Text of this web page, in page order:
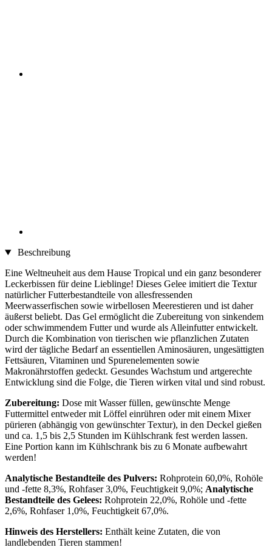
Beschreibung
Eine Weltneuheit aus dem Hause Tropical und ein ganz besonderer
Leckerbissen für deine Lieblinge! Dieses Gelee imitiert die Textur
natürlicher Futterbestandteile von allesfressenden
Meerwasserfischen sowie wirbellosen Meerestieren und ist daher
äußerst beliebt. Das Gel ermöglicht die Zubereitung von sinkendem
oder schwimmendem Futter und wurde als Alleinfutter entwickelt.
Durch die Kombination von tierischen wie pflanzlichen Zutaten
wird der tägliche Bedarf an essentiellen Aminosäuren, ungesättigten
Fettsäuren, Vitaminen und Spurenelementen sowie
Makronährstoffen gedeckt. Gesundes Wachstum und artgerechte
Entwicklung sind die Folge, die Tieren wirken vital und sind robust.
Zubereitung: Dose mit Wasser füllen, gewünschte Menge
Futtermittel entweder mit Löffel einrühren oder mit einem Mixer
pürieren (abhängig von gewünschter Textur), in den Deckel gießen
und ca. 1,5 bis 2,5 Stunden im Kühlschrank fest werden lassen.
Eine Portion kann im Kühlschrank bis zu 6 Monate aufbewahrt
werden!
Analytische Bestandteile des Pulvers: Rohprotein 60,0%, Rohöle
und -fette 8,3%, Rohfaser 3,0%, Feuchtigkeit 9,0%; Analytische
Bestandteile des Gelees: Rohprotein 22,0%, Rohöle und -fette
2,6%, Rohfaser 1,0%, Feuchtigkeit 67,0%.
Hinweis des Herstellers: Enthält keine Zutaten, die von
landlebenden Tieren stammen!